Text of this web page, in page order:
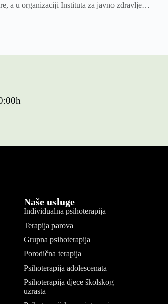
a u organizaciji Instituta za javno zdravlje…
Naše usluge
Individualna psihoterapija
Terapija parova
Grupna psihoterapija
Porodična terapija
Psihoterapija adolescenata
Psihoterapija djece školskog
uzrasta